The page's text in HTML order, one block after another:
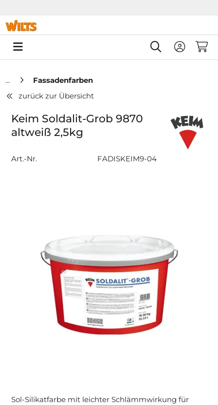
0
Fassadenfarben
zurück zur Übersicht
Keim Soldalit-Grob 9870
altweiß 2,5kg
Art.-Nr. FADISKEIM9-04
Sol-Silikatfarbe mit leichter Schlämmwirkung für